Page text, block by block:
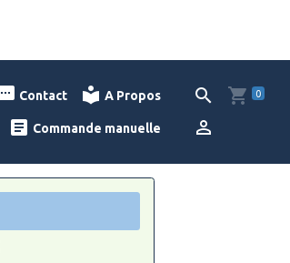
Contact A Propos
Commande manuelle
0